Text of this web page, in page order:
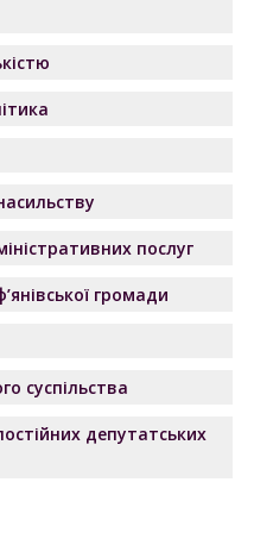
послуг
громади
суспільства
депутатських